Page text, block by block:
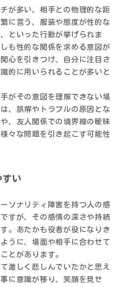
が多い、相手との物理的な距
に言う、服装や態度が性的な
といった行動が挙げられま
も性的な関係を求める意図が
心を引きつけ、自分に注目さ
的に用いられることが多いと
がその意図を理解できない場
、誤解やトラブルの原因とな
、友人関係での境界線の曖昧
々な問題を引き起こす可能性
すい
ソナリティ障害を持つ人の感
すが、その 感情の深さや持続
。あたかも役者が役になりき
うに、場面や相手に合わせて
とがあります。
激しく悲しんでいたかと思え
に意識が移り、笑顔を見せ